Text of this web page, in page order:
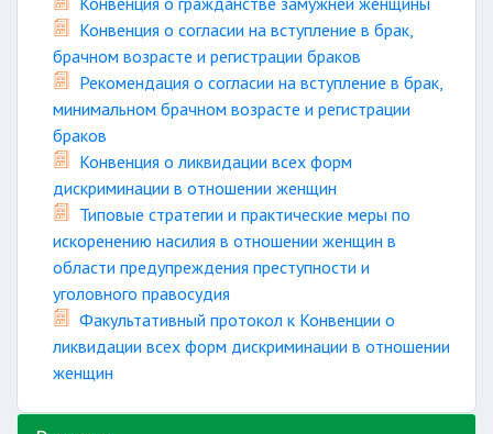
Конвенция о согласии на вступление в брак,
брачном возрасте и регистрации браков
Рекомендация о согласии на вступление в брак,
минимальном брачном возрасте и регистрации
браков
Конвенция о ликвидации всех форм
дискриминации в отношении женщин
Типовые стратегии и практические меры по
искоренению насилия в отношении женщин в
области предупреждения преступности и
уголовного правосудия
Факультативный протокол к Конвенции о
ликвидации всех форм дискриминации в отношении
женщин